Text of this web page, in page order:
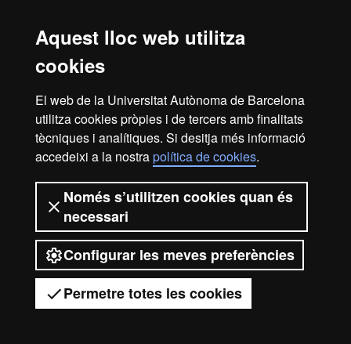
Aquest lloc web utilitza
cookies
El web de la Universitat Autònoma de Barcelona
utilitza cookies pròpies i de tercers amb finalitats
tècniques i analítiques. Si desitja més informació
accedeixi a la nostrapolítica de cookies.
Només s’utilitzen cookies quan és
necessari
Configurar les meves preferències
Permetre totes les cookies
Tens dubtes?
100545 Art Renaixentista (segle XVI) - 6 crèdits
100548 Art Barroc - 6 crèdits
100551 Art del Segle XIX - 6 crèdits
100558 Crítica d'Art - 6 crèdits
100559 Art i Pensament - 6 crèdits
Avís legal Protecció de dades
Sobre el web
Accessibilitat web
2026 Universitat Autònoma de
Barcelona